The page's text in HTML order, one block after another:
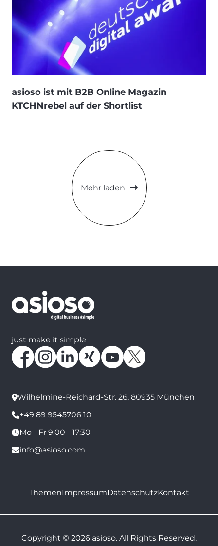
asioso ist mit B2B Online Magazin
KTCHNrebel auf der Shortlist
Mehr laden
just make it simple
Wilhelmine-Reichard-Str. 26, 80935 München
+49 89 9545706 10
Mo - Fr 9:00 - 17:30
info@asioso.com
ThemenImpressumDatenschutzKontakt
Copyright © 2026 asioso. All Rights Reserved.